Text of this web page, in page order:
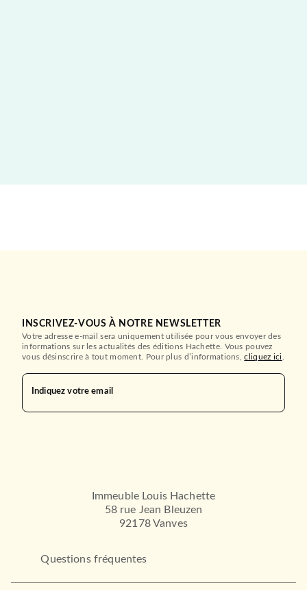
INSCRIVEZ-VOUS À NOTRE NEWSLETTER
Votre adresse e-mail sera uniquement utilisée pour vous envoyer des
informations sur les actualités des éditions Hachette. Vous pouvez
vous désinscrire à tout moment. Pour plus d’informations,cliquez ici
Indiquez votre email
Immeuble Louis Hachette
58 rue Jean Bleuzen
92178 Vanves
Questions fréquentes